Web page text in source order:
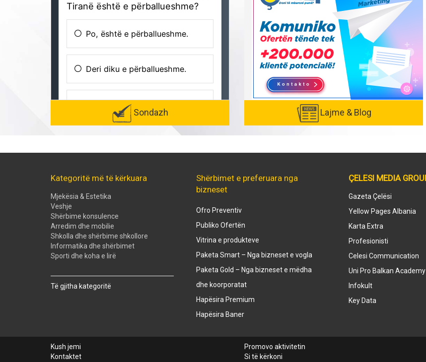
Sondazh Lajme & Blog
Kategoritë më të kërkuara
Mjekësia & Estetika
Veshje
Shërbime konsulence
Arredim dhe mobilie
Shkolla dhe shërbime shkollore
Informatika dhe shërbimet
Sporti dhe koha e lirë
Të gjitha kategoritë
Shërbimet e preferuara nga
bizneset
Ofro Preventiv
Publiko Ofertën
Vitrina e produkteve
Paketa Smart – Nga bizneset e vogla
Paketa Gold – Nga bizneset e mëdha
dhe koorporatat
Hapësira Premium
Hapësira Baner
ÇELESI MEDIA
Gazeta Çelësi
Yellow Pages Albania
Karta Extra
Profesionisti
Celesi Communication
Uni Pro Balkan Academy
Infokult
Key Data
Kush jemi
Kontaktet
Promovo aktivitetin
Si të kërkoni